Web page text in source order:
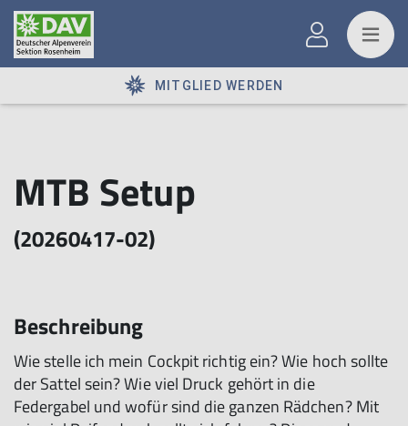
MITGLIED WERDEN
MTB Setup
(20260417-02)
Beschreibung
Wie stelle ich mein Cockpit richtig ein? Wie hoch sollte
der Sattel sein? Wie viel Druck gehört in die
Federgabel und wofür sind die ganzen Rädchen? Mit